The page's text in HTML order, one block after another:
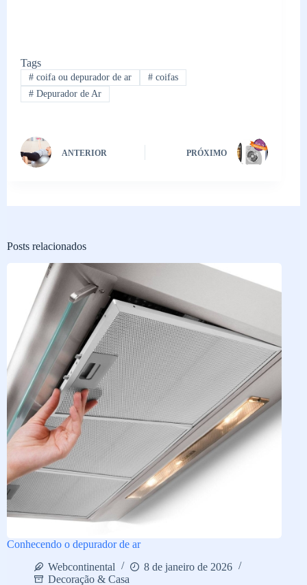
Tags
#coifa ou depurador de ar #coifas
#Depurador de Ar
ANTERIOR PRÓXIMO
Posts relacionados
Conhecendo o depurador de ar
Webcontinental
8 de janeiro de 2026
Decoração & Casa